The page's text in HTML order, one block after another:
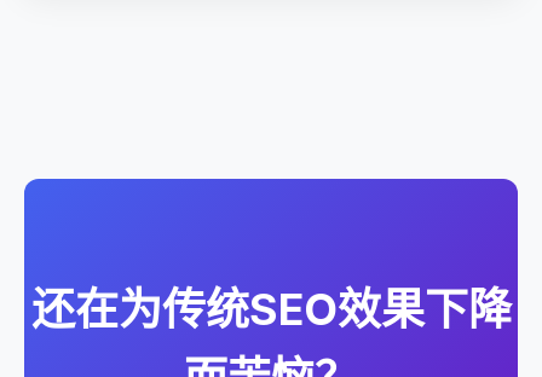
还在为传统SEO效果下降